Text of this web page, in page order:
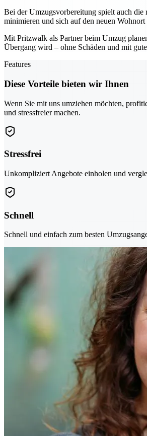
Bei der Umzugsvorbereitung spielt auch
minimieren und sich auf den neuen
Mit Pritzwalk als Partner beim Umzug
Übergang wird – ohne Schäden und mit
Features
Diese Vorteile bieten wir Ihnen
Wenn Sie mit uns umziehen möchten,
und stressfreier machen.
Stressfrei
Unkompliziert Angebote einholen und
Schnell
Schnell und einfach zum besten